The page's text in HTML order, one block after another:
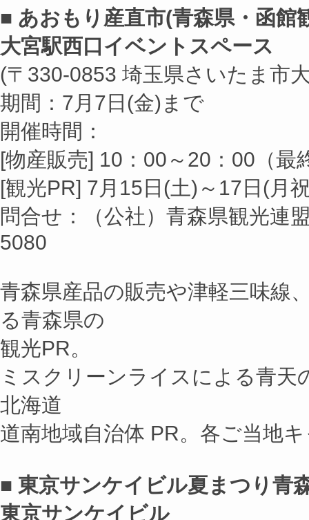
■ あおもり産直市(青森県・函館
大宮駅西口イベントスペース
(〒330-0853 埼玉県さいたま市
期間：7月7日(金)まで
開催時間：
[物産販売] 10：00～20：00（最
[観光PR] 7月15日(土)～17日(月
問合せ：（公社）青森県観光
5080
青森県産品の販売や津軽三味線
る青森県の
観光PR。
ミスクリーンライスによる青天
北海道
道南地域自治体 PR。各ご当地
■ 東京サンケイビル夏まつり青
東京サンケイビル